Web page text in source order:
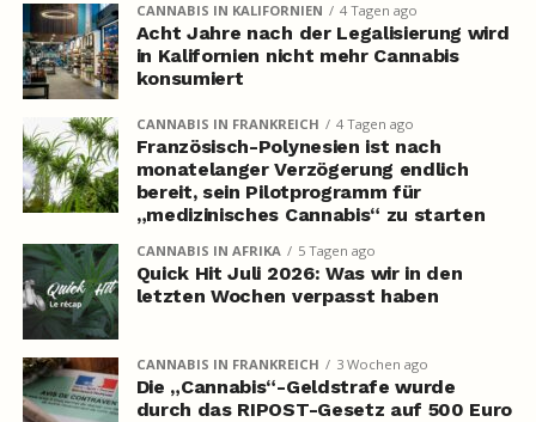
CANNABIS IN KALIFORNIEN 4 Tagen ago
Acht Jahre nach der Legalisierung wird
in Kalifornien nicht mehr Cannabis
konsumiert
CANNABIS IN FRANKREICH 4 Tagen ago
Französisch-Polynesien ist nach
monatelanger Verzögerung endlich
bereit, sein Pilotprogramm für
„medizinisches Cannabis“ zu starten
CANNABIS IN AFRIKA 5 Tagen ago
Quick Hit Juli 2026: Was wir in den
letzten Wochen verpasst haben
CANNABIS IN FRANKREICH 3 Wochen ago
Die „Cannabis“-Geldstrafe wurde
durch das RIPOST-Gesetz auf 500 Euro